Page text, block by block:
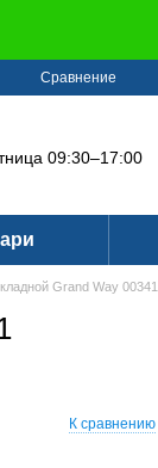
Сравнение
09:30–17:00
Grand Way 00341
К сравнению